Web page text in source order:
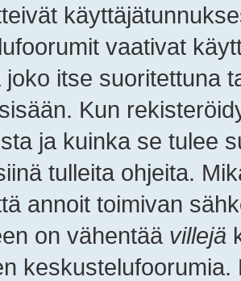
vaativat
joko itse suoritettuna
Kun
ja kuinka se tulee
tulleita ohjeita.
annoit toimivan
on vähentää villejä